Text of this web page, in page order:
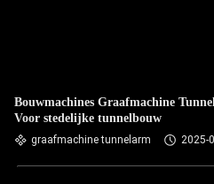
Bouwmachines Graafmachine
Voor stedelijke tunnelbouw
graafmachine tunnelarm 2025-